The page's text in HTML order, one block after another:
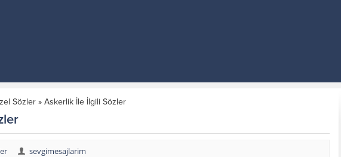
Sözler » Askerlik İle İlgili Sözler
sevgimesajlarim